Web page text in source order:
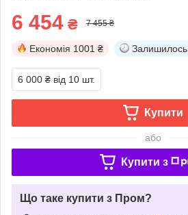
6 454 ₴ 7 455 ₴
Економія 1001 ₴ Залишилось
6 000 ₴ від 10 шт.
Купити
або
Купити з
Що таке купити з Пром?